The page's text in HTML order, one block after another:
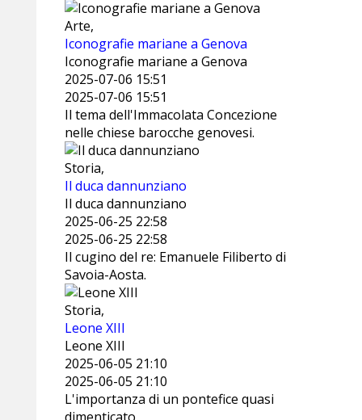
Arte,
Iconografie mariane a Genova
Iconografie mariane a Genova
2025-07-06 15:51
2025-07-06 15:51
Il tema dell'Immacolata Concezione
nelle chiese barocche genovesi.
Storia,
Il duca dannunziano
Il duca dannunziano
2025-06-25 22:58
2025-06-25 22:58
Il cugino del re: Emanuele Filiberto di
Savoia-Aosta.
Storia,
Leone XIII
Leone XIII
2025-06-05 21:10
2025-06-05 21:10
L'importanza di un pontefice quasi